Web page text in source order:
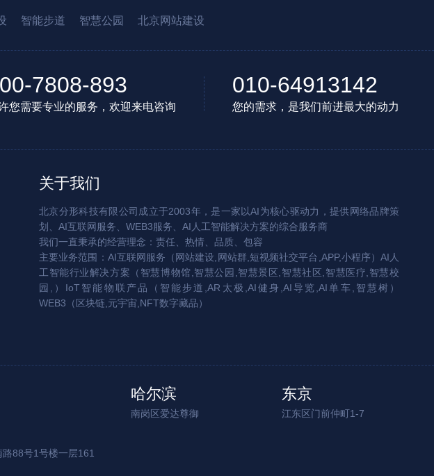
智能步道 智慧公园 北京网站建设
7808-893
您需要专业的服务，欢迎来电咨询
010-64913142
您的需求，是我们前进最大的动力
关于我们
北京分形科技有限公司成立于2003年，是一家以AI为核心驱动力，提供网络品牌策
划、AI互联网服务、WEB3服务、AI人工智能解决方案的综合服务商
我们一直秉承的经营理念：责任、热情、品质、包容
主要业务范围：AI互联网服务（网站建设,网站群,短视频社交平台,APP,小程序）AI人
工智能行业解决方案（智慧博物馆,智慧公园,智慧景区,智慧社区,智慧医疗,智慧校
园,）IoT智能物联产品（智能步道,AR太极,AI健身,AI导览,AI单车,智慧树）
WEB3（区块链,元宇宙,NFT数字藏品）
哈尔滨
南岗区爱达尊御
东京
江东区门前仲町1-7
88号1号楼一层161